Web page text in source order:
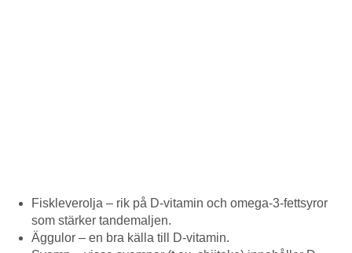
Fiskleverolja – rik på D-vitamin och omega-3-fettsyror
som stärker tandemaljen.
Äggulor – en bra källa till D-vitamin.